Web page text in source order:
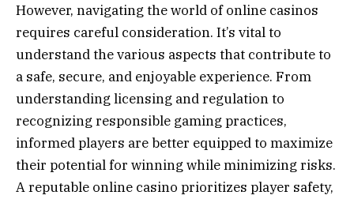
However, navigating the world of online casinos
requires careful consideration. It’s vital to
understand the various aspects that contribute to
a safe, secure, and enjoyable experience. From
understanding licensing and regulation to
recognizing responsible gaming practices,
informed players are better equipped to maximize
their potential for winning while minimizing risks.
A reputable online casino prioritizes player safety,